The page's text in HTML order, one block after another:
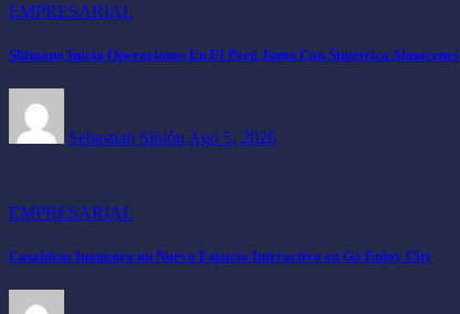
EMPRESARIAL
Shimano Inicia Operaciones En El Perú Junto Con Simetrica Almacenes
Sebastian Sipión Ago 5, 2026
EMPRESARIAL
Casaideas Inaugura un Nuevo Espacio Interactivo en Go Enjoy City